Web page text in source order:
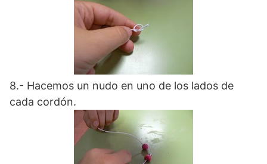
8.- Hacemos un nudo en uno de los lados de
cada cordón.